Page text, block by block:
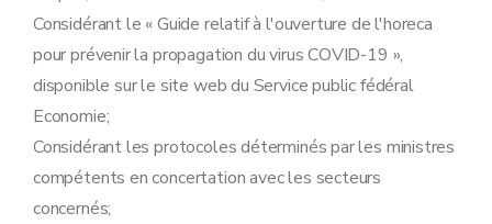
Considérant le « Guide relatif à l'ouverture de l'horeca
pour prévenir la propagation du virus COVID-19 »,
disponible sur le site web du Service public fédéral
Economie;
Considérant les protocoles déterminés par les ministres
compétents en concertation avec les secteurs
concernés;